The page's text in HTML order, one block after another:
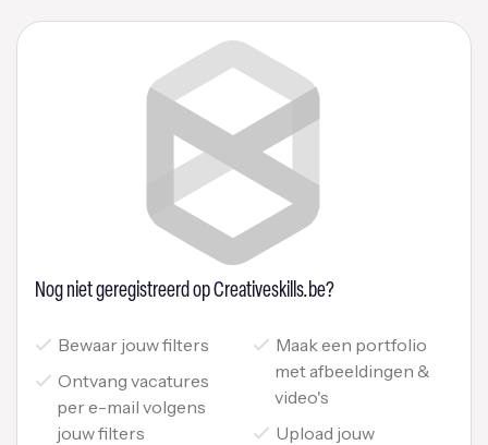
Nog niet geregistreerd op Creativeskills.be?
Bewaar jouw filters
Ontvang vacatures
per e-mail volgens
jouw filters
Maak een portfolio
met afbeeldingen &
video's
Upload jouw